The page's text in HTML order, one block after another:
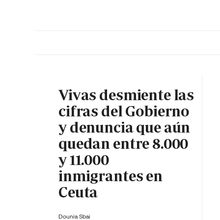
Vivas desmiente las
cifras del Gobierno
y denuncia que aún
quedan entre 8.000
y 11.000
inmigrantes en
Ceuta
Dounia Sbai